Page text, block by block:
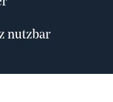
nutzbar